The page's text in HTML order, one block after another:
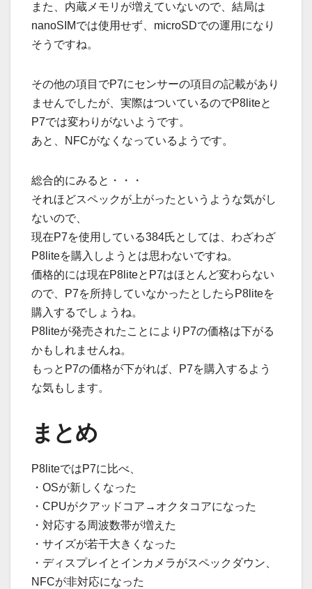
また、内蔵メモリが増えていないので、結局は
nanoSIMでは使用せず、microSDでの運用になり
そうですね。
その他の項目でP7にセンサーの項目の記載があり
ませんでしたが、実際はついているのでP8liteと
P7では変わりがないようです。
あと、NFCがなくなっているようです。
総合的にみると・・・
それほどスペックが上がったというような気がし
ないので、
現在P7を使用している384氏としては、わざわざ
P8liteを購入しようとは思わないですね。
価格的には現在P8liteとP7はほとんど変わらない
ので、P7を所持していなかったとしたらP8liteを
購入するでしょうね。
P8liteが発売されたことによりP7の価格は下がる
かもしれませんね。
もっとP7の価格が下がれば、P7を購入するよう
な気もします。
まとめ
P8liteではP7に比べ、
・OSが新しくなった
・CPUがクアッドコア→オクタコアになった
・対応する周波数帯が増えた
・サイズが若干大きくなった
・ディスプレイとインカメラがスペックダウン、
NFCが非対応になった